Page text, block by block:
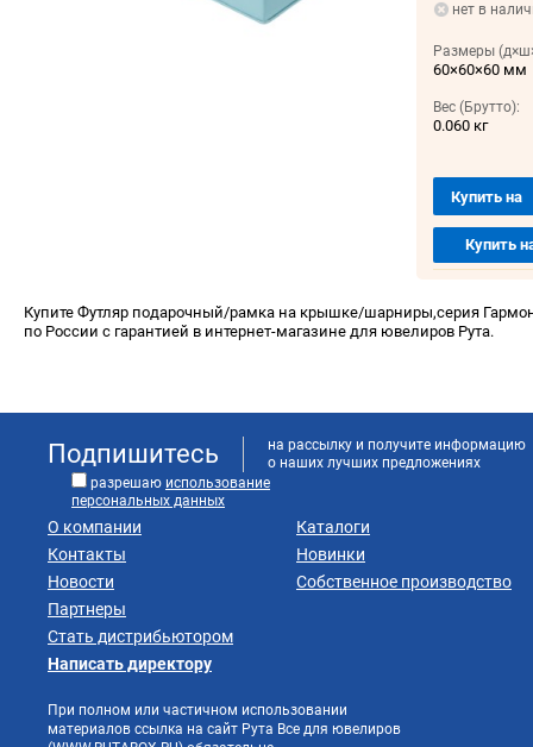
нет в
Размеры
60×60×60 мм
Вес (Брутто):
0.060 кг
Купить на
Купить
Купите Футляр подарочный/рамка на крышке/шарниры,серия
по России с гарантией в интернет-магазине для ювелиров Рута.
Подпишитесь
на рассылку и получите информацию
о наших лучших предложениях
разрешаю использование
персональных данных
О компании
Контакты
Новости
Партнеры
Стать дистрибьютором
Каталоги
Новинки
Собственное производство
Написать директору
При полном или частичном использовании
материалов ссылка на сайт Рута Все для ювелиров